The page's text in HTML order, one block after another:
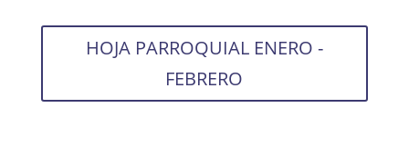
HOJA PARROQUIAL ENERO -
FEBRERO